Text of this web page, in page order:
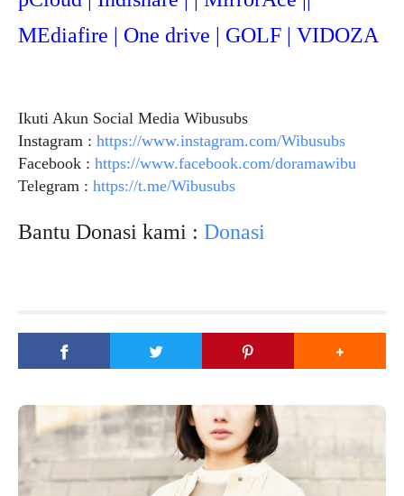
MEdiafire | One drive | GOLF | VIDOZA
Ikuti Akun Social Media Wibusubs
Instagram : https://www.instagram.com/Wibusubs
Facebook : https://www.facebook.com/doramawibu
Telegram : https://t.me/Wibusubs
Bantu Donasi kami : Donasi